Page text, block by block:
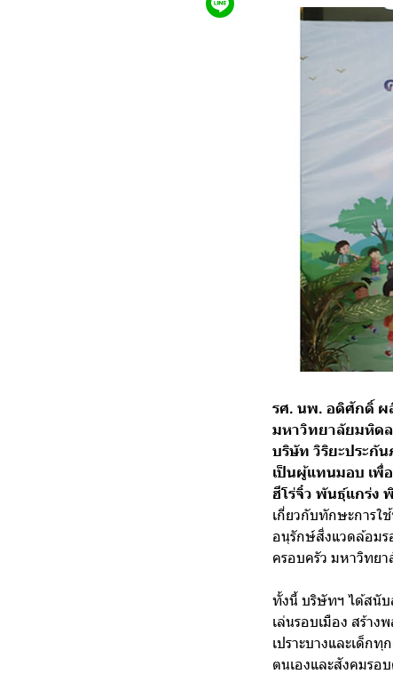
รศ. นพ. อดิศักดิ์
มหาวิทยาลัยมหิดล
บริษัท วิริยะประกั
เป็นผู้แทนมอบ เพื่
ฮีโร่จิ๋ว พันธุ์แกร่ง
เกี่ยวกับทักษะการใ
อนุรักษ์สิ่งแวดล้อมร
ครอบครัว มหาวิทย
ทั้งนี้ บริษัทฯ ได้สนับ
เล่นรอบเมือง สร้าง
เปราะบางและเด็ก
ตนเองและสังคมรอ